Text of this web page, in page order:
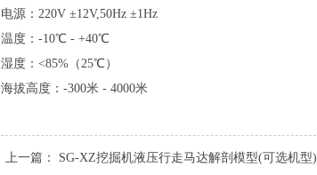
电源：220V ±12V,50Hz ±1Hz
温度：-10℃ - +40℃
湿度：<85%（25℃）
海拔高度：-300米 - 4000米
上一篇： SG-XZ挖掘机液压行走马达解剖模型(可选机型)